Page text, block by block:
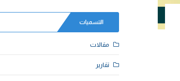
التسميات
مقالات
تقارير